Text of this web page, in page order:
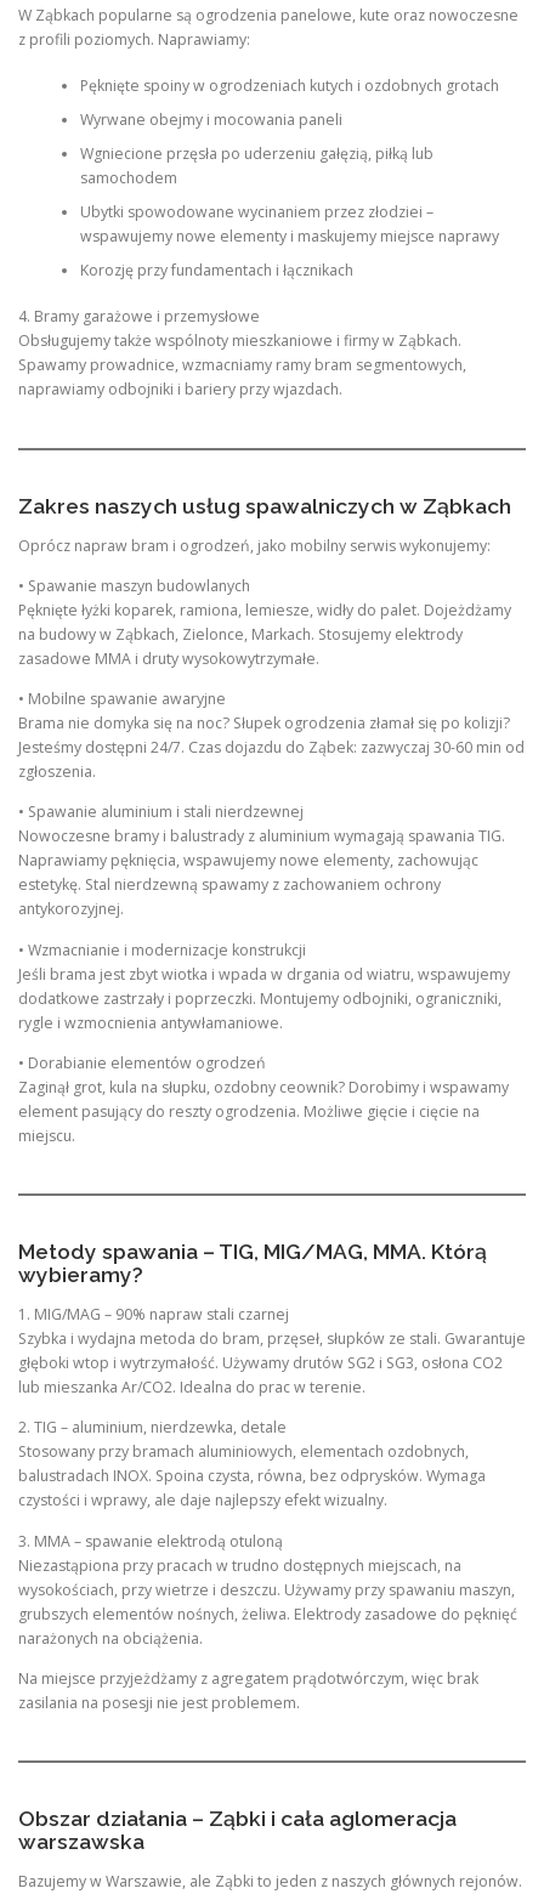
W Ząbkach popularne są ogrodzenia panelowe, kute oraz nowoczesne
z profili poziomych. Naprawiamy:
Pęknięte spoiny w ogrodzeniach kutych i ozdobnych grotach
Wyrwane obejmy i mocowania paneli
Wgniecione przęsła po uderzeniu gałęzią, piłką lub
samochodem
Ubytki spowodowane wycinaniem przez złodziei –
wspawujemy nowe elementy i maskujemy miejsce naprawy
Korozję przy fundamentach i łącznikach
4. Bramy garażowe i przemysłowe
Obsługujemy także wspólnoty mieszkaniowe i firmy w Ząbkach.
Spawamy prowadnice, wzmacniamy ramy bram segmentowych,
naprawiamy odbojniki i bariery przy wjazdach.
Zakres naszych usług spawalniczych w Ząbkach
Oprócz napraw bram i ogrodzeń, jako mobilny serwis wykonujemy:
• Spawanie maszyn budowlanych
Pęknięte łyżki koparek, ramiona, lemiesze, widły do palet. Dojeżdżamy
na budowy w Ząbkach, Zielonce, Markach. Stosujemy elektrody
zasadowe MMA i druty wysokowytrzymałe.
• Mobilne spawanie awaryjne
Brama nie domyka się na noc? Słupek ogrodzenia złamał się po kolizji?
Jesteśmy dostępni 24/7. Czas dojazdu do Ząbek: zazwyczaj 30-60 min od
zgłoszenia.
• Spawanie aluminium i stali nierdzewnej
Nowoczesne bramy i balustrady z aluminium wymagają spawania TIG.
Naprawiamy pęknięcia, wspawujemy nowe elementy, zachowując
estetykę. Stal nierdzewną spawamy z zachowaniem ochrony
antykorozyjnej.
• Wzmacnianie i modernizacje konstrukcji
Jeśli brama jest zbyt wiotka i wpada w drgania od wiatru, wspawujemy
dodatkowe zastrzały i poprzeczki. Montujemy odbojniki, ograniczniki,
rygle i wzmocnienia antywłamaniowe.
• Dorabianie elementów ogrodzeń
Zaginął grot, kula na słupku, ozdobny ceownik? Dorobimy i wspawamy
element pasujący do reszty ogrodzenia. Możliwe gięcie i cięcie na
miejscu.
Metody spawania – TIG, MIG/MAG, MMA. Którą
wybieramy?
1. MIG/MAG – 90% napraw stali czarnej
Szybka i wydajna metoda do bram, przęseł, słupków ze stali. Gwarantuje
głęboki wtop i wytrzymałość. Używamy drutów SG2 i SG3, osłona CO2
lub mieszanka Ar/CO2. Idealna do prac w terenie.
2. TIG – aluminium, nierdzewka, detale
Stosowany przy bramach aluminiowych, elementach ozdobnych,
balustradach INOX. Spoina czysta, równa, bez odprysków. Wymaga
czystości i wprawy, ale daje najlepszy efekt wizualny.
3. MMA – spawanie elektrodą otuloną
Niezastąpiona przy pracach w trudno dostępnych miejscach, na
wysokościach, przy wietrze i deszczu. Używamy przy spawaniu maszyn,
grubszych elementów nośnych, żeliwa. Elektrody zasadowe do pęknięć
narażonych na obciążenia.
Na miejsce przyjeżdżamy z agregatem prądotwórczym, więc brak
zasilania na posesji nie jest problemem.
Obszar działania – Ząbki i cała aglomeracja
warszawska
Bazujemy w Warszawie, ale Ząbki to jeden z naszych głównych rejonów.